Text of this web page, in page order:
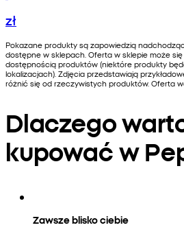
zł
Pokazane produkty są zapowiedzią
dostępne w sklepach. Oferta w sklepie może
dostępnością produktów (niektóre produkty
lokalizacjach). Zdjęcia przedstawiają
różnić się od rzeczywistych produktów. Oferta
Dlaczego
kupować w
Zawsze blisko ciebie